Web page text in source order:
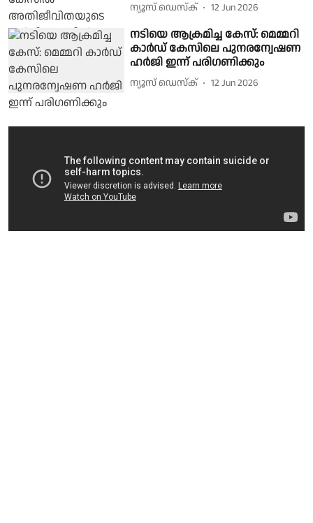
ന്യൂസ് ഡെസ്ക് 12 Jun 2026
നടിയെ ആക്രമിച്ച കേസ്: മെമ്മറി
കാർഡ് കേസിലെ പുനരന്വേഷണ
ഹർജി ഇന്ന് പരിഗണിക്കും
ന്യൂസ് ഡെസ്ക് 12 Jun 2026